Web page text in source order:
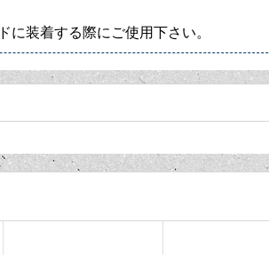
装着する際にご使用下さい。